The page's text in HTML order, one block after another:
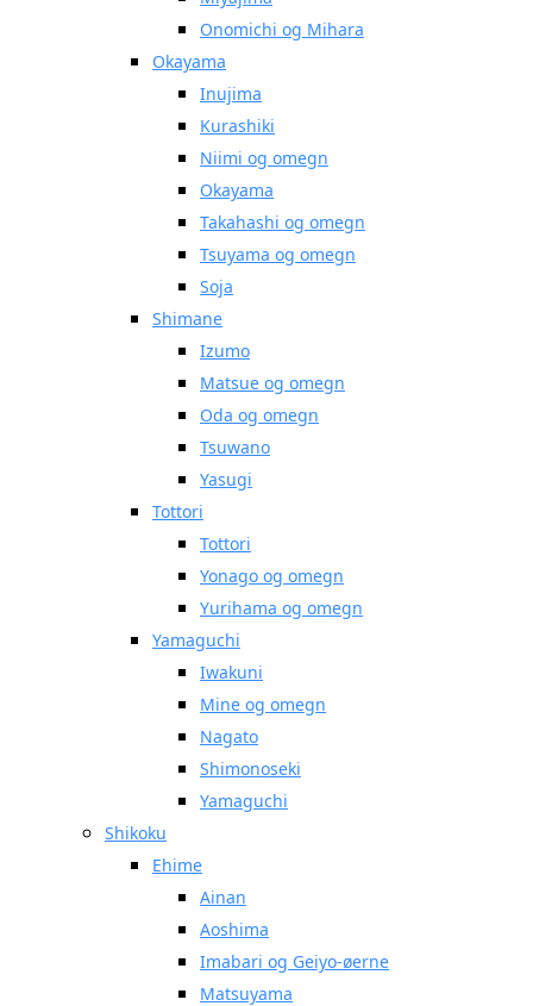
Onomichi og Mihara
Okayama
Inujima
Kurashiki
Niimi og omegn
Okayama
Takahashi og omegn
Tsuyama og omegn
Soja
Shimane
Izumo
Matsue og omegn
Oda og omegn
Tsuwano
Yasugi
Tottori
Tottori
Yonago og omegn
Yurihama og omegn
Yamaguchi
Iwakuni
Mine og omegn
Nagato
Shimonoseki
Yamaguchi
Shikoku
Ehime
Ainan
Aoshima
Imabari og Geiyo-øerne
Matsuyama